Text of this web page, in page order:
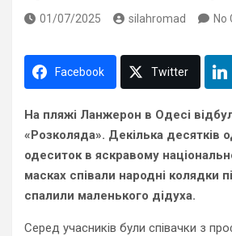
01/07/2025 silahromad No
Facebook Twitter
На пляжі Ланжерон в Одесі
«Розколяда». Декілька десятків
одеситок в яскравому
масках співали народні колядки
спалили маленького дідуха.
Серед учасників були співачки з